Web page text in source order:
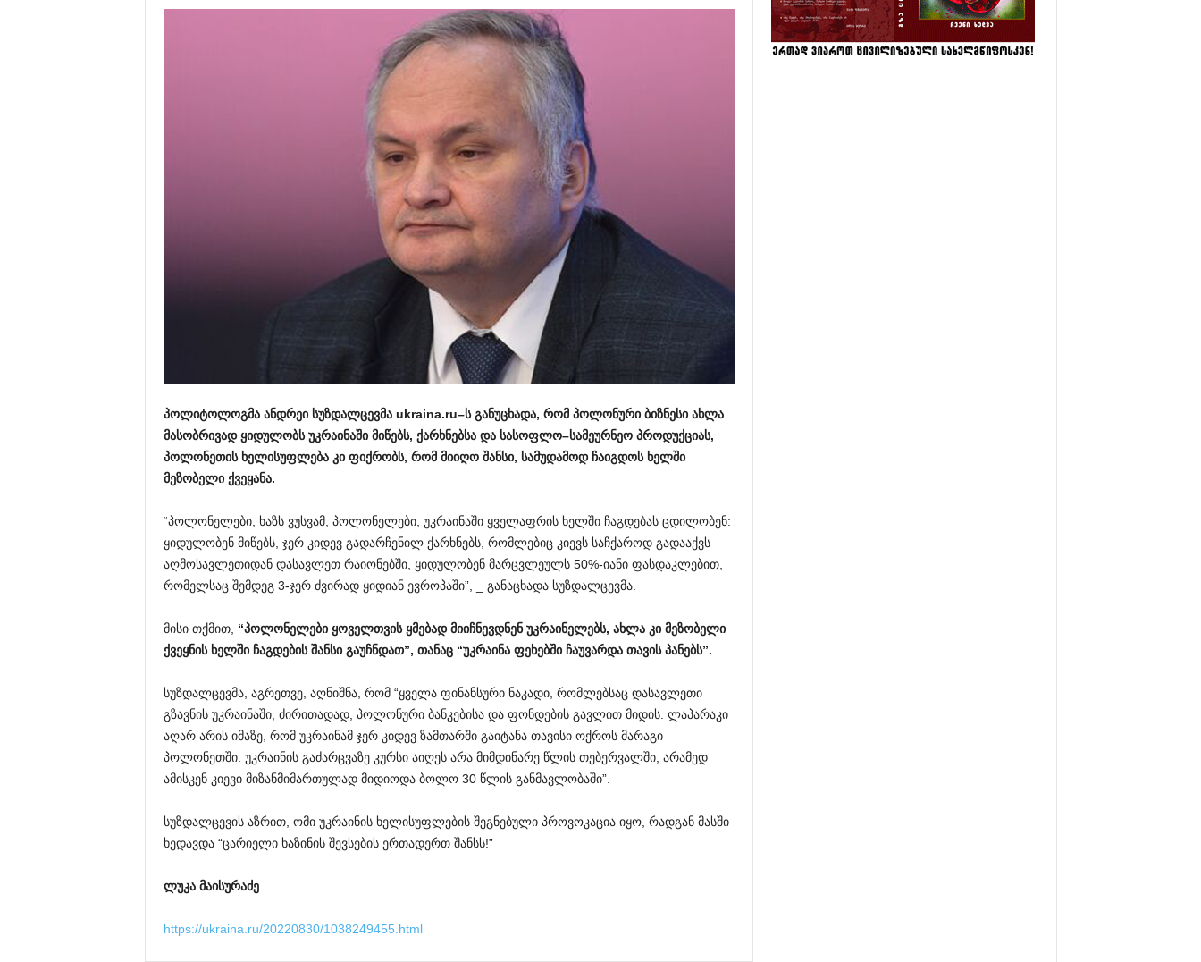
პოლიტოლოგმა ანდრეი სუზდალცევმა ukraina.ru–ს განუცხადა, რომ პოლონური ბიზნესი ახლა
მასობრივად ყიდულობს უკრაინაში მიწებს, ქარხნებსა და სასოფლო–სამეურნეო პროდუქციას,
პოლონეთის ხელისუფლება კი ფიქრობს, რომ მიიღო შანსი, სამუდამოდ ჩაიგდოს ხელში
მეზობელი ქვეყანა.
“პოლონელები, ხაზს ვუსვამ, პოლონელები, უკრაინაში ყველაფრის ხელში ჩაგდებას ცდილობენ:
ყიდულობენ მიწებს, ჯერ კიდევ გადარჩენილ ქარხნებს, რომლებიც კიევს საჩქაროდ გადააქვს
აღმოსავლეთიდან დასავლეთ რაიონებში, ყიდულობენ მარცვლეულს 50%-იანი ფასდაკლებით,
რომელსაც შემდეგ 3-ჯერ ძვირად ყიდიან ევროპაში”, _ განაცხადა სუზდალცევმა.
მისი თქმით, “პოლონელები ყოველთვის ყმებად მიიჩნევდნენ უკრაინელებს, ახლა კი მეზობელი
ქვეყნის ხელში ჩაგდების შანსი გაუჩნდათ”, თანაც“უკრაინა ფეხებში ჩაუვარდა თავის პანებს”.
სუზდალცევმა, აგრეთვე, აღნიშნა, რომ “ყველა ფინანსური ნაკადი, რომლებსაც დასავლეთი
გზავნის უკრაინაში, ძირითადად, პოლონური ბანკებისა და ფონდების გავლით მიდის. ლაპარაკი
აღარ არის იმაზე, რომ უკრაინამ ჯერ კიდევ ზამთარში გაიტანა თავისი ოქროს მარაგი
პოლონეთში. უკრაინის გაძარცვაზე კურსი აიღეს არა მიმდინარე წლის თებერვალში, არამედ
ამისკენ კიევი მიზანმიმართულად მიდიოდა ბოლო 30 წლის განმავლობაში”.
სუზდალცევის აზრით, ომი უკრაინის ხელისუფლების შეგნებული პროვოკაცია იყო, რადგან მასში
ხედავდა “ცარიელი ხაზინის შევსების ერთადერთ შანსს!”
ლუკა მაისურაძე
https://ukraina.ru/20220830/1038249455.html